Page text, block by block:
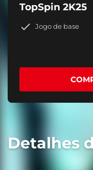
TopSpin 2K25
Jogo de base
Detalhes